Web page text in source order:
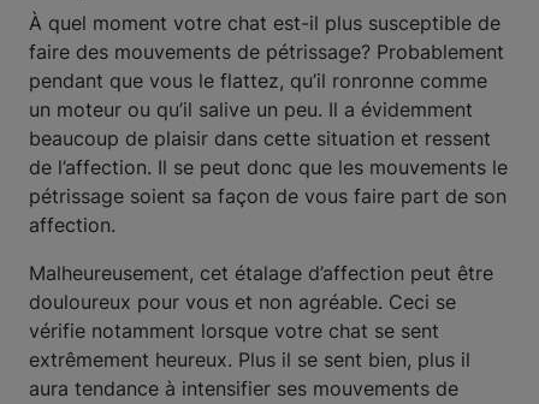
À quel moment votre chat est-il plus susceptible de
faire des mouvements de pétrissage? Probablement
pendant que vous le flattez, qu’il ronronne comme
un moteur ou qu’il salive un peu. Il a évidemment
beaucoup de plaisir dans cette situation et ressent
de l’affection. Il se peut donc que les mouvements le
pétrissage soient sa façon de vous faire part de son
affection.
Malheureusement, cet étalage d’affection peut être
douloureux pour vous et non agréable. Ceci se
vérifie notamment lorsque votre chat se sent
extrêmement heureux. Plus il se sent bien, plus il
aura tendance à intensifier ses mouvements de